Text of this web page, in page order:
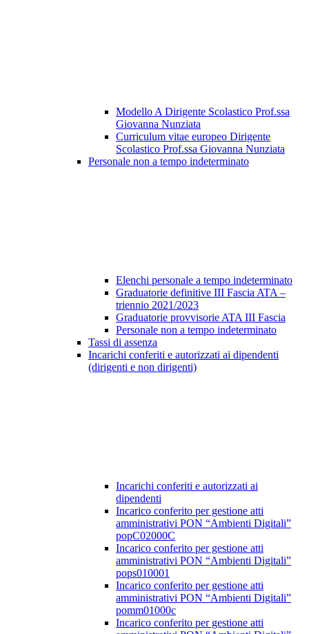
Modello A Dirigente Scolastico Prof.ssa
Giovanna Nunziata
Curriculum vitae europeo Dirigente
Scolastico Prof.ssa Giovanna Nunziata
Personale non a tempo indeterminato
Elenchi personale a tempo indeterminato
Graduatorie definitive III Fascia ATA –
triennio 2021/2023
Graduatorie provvisorie ATA III Fascia
Personale non a tempo indeterminato
Tassi di assenza
Incarichi conferiti e autorizzati ai dipendenti
(dirigenti e non dirigenti)
Incarichi conferiti e autorizzati ai
dipendenti
Incarico conferito per gestione atti
amministrativi PON “Ambienti Digitali”
popC02000C
Incarico conferito per gestione atti
amministrativi PON “Ambienti Digitali”
pops010001
Incarico conferito per gestione atti
amministrativi PON “Ambienti Digitali”
pomm01000c
Incarico conferito per gestione atti